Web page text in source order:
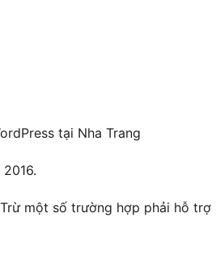
tại Nha Trang
một số trường hợp phải hỗ